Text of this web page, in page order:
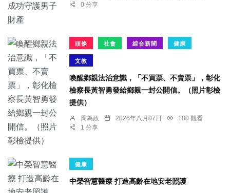
0 分享
頭條 社會 綜合新聞 健康
文教
喚醒鄉親法治意識，「不買票、不賣票」，彰化
檢察長黃智勇發給鄉親一封公開信。（照片彰檢
提供）
周為政 2026年八月07日
180 觀看
1 分享
健康
中榮智慧醫療 打造高齡在地安老照護